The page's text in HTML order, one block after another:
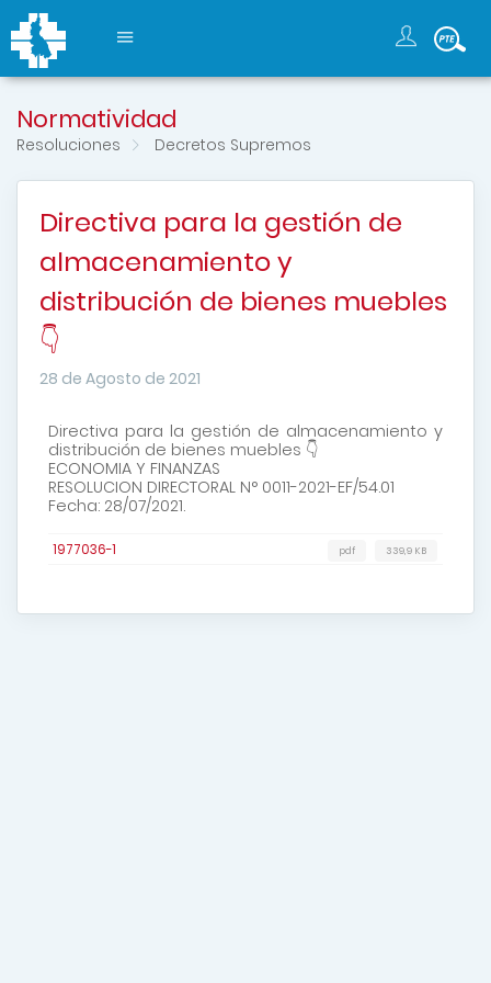
Normatividad
Resoluciones Decretos Supremos
Directiva para la gestión de
almacenamiento y
distribución de bienes muebles
👇
28 de Agosto de 2021
Directiva para la gestión de almacenamiento y
distribución de bienes muebles 👇
ECONOMIA Y FINANZAS
RESOLUCION DIRECTORAL N° 0011-2021-EF/54.01
Fecha: 28/07/2021.
1977036-1 339,9 KB
pdf